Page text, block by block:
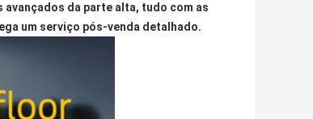
avançados da parte alta, tudo com as
um serviço pós-venda detalhado.